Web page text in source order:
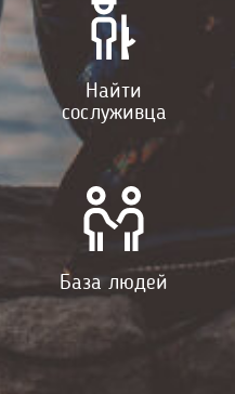
Найти
сослуживца
База людей